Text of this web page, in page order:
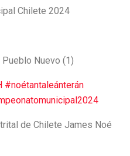
Chilete 2024
Nuevo (1)
#noétantaleánterán
de Chilete James Noé